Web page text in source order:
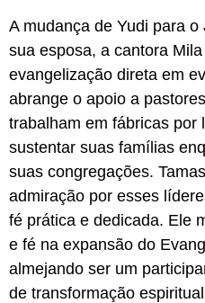
A mudança de Yudi para
sua esposa, a cantora
evangelização direta em
abrange o apoio a
trabalham em fábricas por
sustentar suas famílias
suas congregações.
admiração por esses
fé prática e dedicada. Ele
e fé na expansão do
almejando ser um
de transformação